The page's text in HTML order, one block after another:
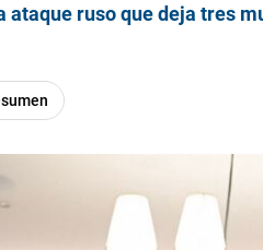
ataque ruso que deja tres